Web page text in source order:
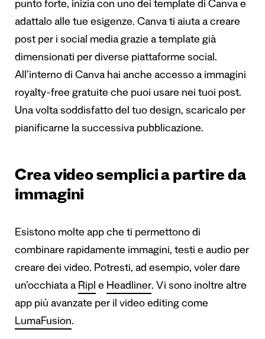
punto forte, inizia con uno dei template di Canva e
adattalo alle tue esigenze. Canva ti aiuta a creare
post per i social media grazie a template già
dimensionati per diverse piattaforme social.
All’interno di Canva hai anche accesso a immagini
royalty-free gratuite che puoi usare nei tuoi post.
Una volta soddisfatto del tuo design, scaricalo per
pianificarne la successiva pubblicazione.
Crea video semplici a partire da
immagini
Esistono molte app che ti permettono di
combinare rapidamente immagini, testi e audio per
creare dei video. Potresti, ad esempio, voler dare
un’occhiata a Ripl e Headliner. Vi sono inoltre altre
app più avanzate per il video editing come
LumaFusion.